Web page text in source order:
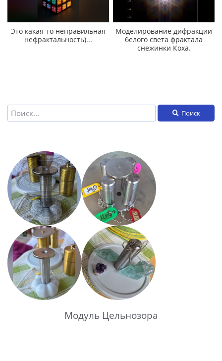
Это какая-то неправильная
нефрактальность)...
Моделирование дифракции
белого света фрактала
снежинки Коха.
Поиск
Модуль Цельнозора